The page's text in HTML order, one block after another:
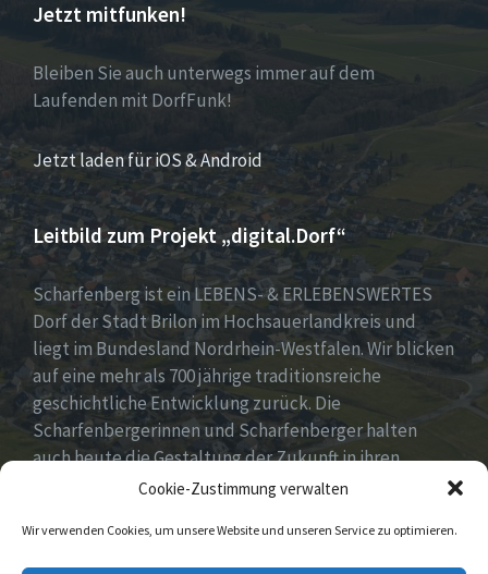
Cookie-Zustimmung verwalten
Wir verwenden Cookies, um unsere Website und unseren Service zu optimieren.
Jetzt mitfunken!
Bleiben Sie auch unterwegs immer auf dem
Laufenden mit DorfFunk!
Jetzt laden für iOS & Android
Leitbild zum Projekt „digital.Dorf“
Scharfenberg ist ein LEBENS- & ERLEBENSWERTES
Dorf der Stadt Brilon im Hochsauerlandkreis und
liegt im Bundesland Nordrhein-Westfalen. Wir blicken
auf eine mehr als 700 jährige traditionsreiche
geschichtliche Entwicklung zurück. Die
Scharfenbergerinnen und Scharfenberger halten
auch heute die Gestaltung der Zukunft in ihren
Händen mit neuen, innovativen und kreativen Ideen
Moderne – Geschichte & Gegenwart“!
Unsere Idee: Menschen vor Ort verbinden mit